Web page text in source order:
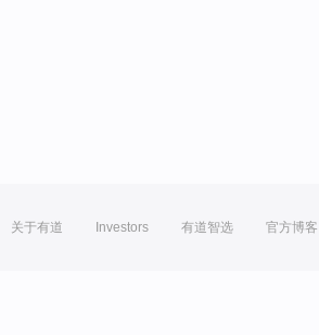
关于有道 Investors 有道智选 官方博客